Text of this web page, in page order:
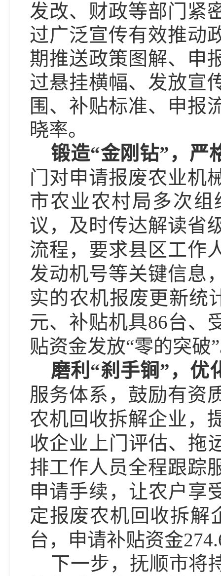
发改、财政等部门紧
过广泛宣传有效推动
期推送政策图解、申
过悬挂横幅、发放宣
围、补贴标准、申报
晓率。
锻造“金刚钻”，严
门对申请报废农业机
市农业农村局多次组
议，及时传达解读省
流程，要求县区工作
发动机号等关键信息
实的农机报废更新统
元、补贴机具86台、
贴资金发放“零的突破
磨利 “刹手锏”，优
服务体系，鼓励有资
农机回收拆解企业，
收企业上门评估、拖
排工作人员全程跟踪
申请手续，让农户享
定报废农机回收拆解
台， 申请补贴资金
下一步，抚顺市将